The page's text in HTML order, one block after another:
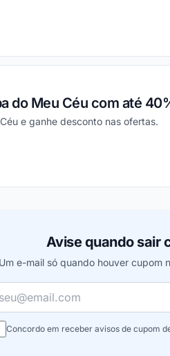
do Meu Céu com até
e ganhe desconto nas ofertas.
Avise quando sair
Um e-mail só quando houver cupom
Concordo em receber avisos de cupom